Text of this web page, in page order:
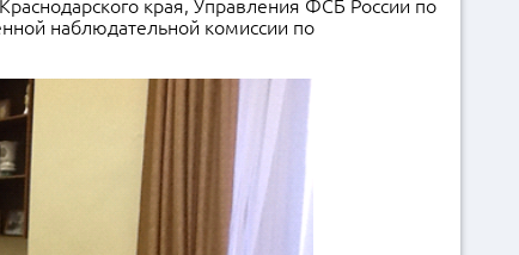
края, Управления ФСБ России по
наблюдательной комиссии по